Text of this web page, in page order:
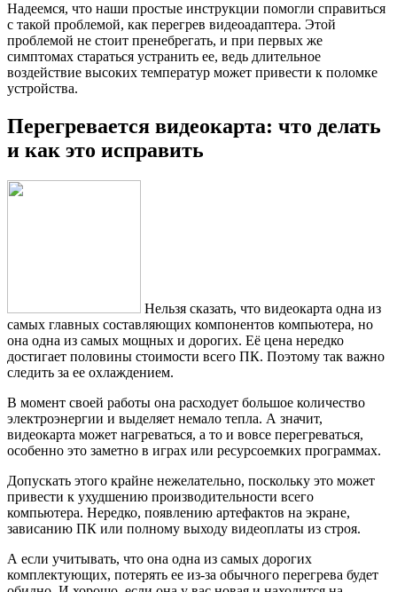
Надеемся, что наши простые инструкции помогли справиться
с такой проблемой, как перегрев видеоадаптера. Этой
проблемой не стоит пренебрегать, и при первых же
симптомах стараться устранить ее, ведь длительное
воздействие высоких температур может привести к поломке
устройства.
Перегревается видеокарта: что делать
и как это исправить
Нельзя сказать, что видеокарта одна из
самых главных составляющих компонентов компьютера, но
она одна из самых мощных и дорогих. Её цена нередко
достигает половины стоимости всего ПК. Поэтому так важно
следить за ее охлаждением.
В момент своей работы она расходует большое количество
электроэнергии и выделяет немало тепла. А значит,
видеокарта может нагреваться, а то и вовсе перегреваться,
особенно это заметно в играх или ресурсоемких программах.
Допускать этого крайне нежелательно, поскольку это может
привести к ухудшению производительности всего
компьютера. Нередко, появлению артефактов на экране,
зависанию ПК или полному выходу видеоплаты из строя.
А если учитывать, что она одна из самых дорогих
комплектующих, потерять ее из-за обычного перегрева будет